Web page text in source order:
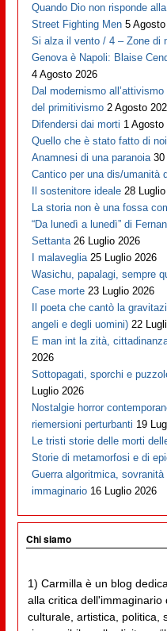
Quando Dio non risponde
Street Fighting Men 5
Si alza il vento / 4 – Zone di
Genova è Napoli: Blaise
4 Agosto 2026
Dal modernismo
del primitivismo 2 Agosto
Difendersi dai morti 1 Agosto
Quello che è stato fatto di noi
Anamnesi di una paranoia 30
Cantico per una dis/umanità
Il sostenitore ideale 28
La storia non è una fossa
“Da lunedì a lunedì” di
Settanta 26 Luglio 2026
I malaveglia 25 Luglio 2026
Wasichu, papalagi, sempre
Case morte 23 Luglio 2026
Il poeta che cantò la
angeli e degli uomini) 22
E man int la zità,
2026
Sottopagati, sporchi e
Luglio 2026
Nostalgie horror
riemersioni perturbanti 19
Le tristi storie delle morti
Storie di metamorfosi e di
Guerra algoritmica,
immaginario 16 Luglio 2026
Chi siamo
1) Carmilla è un blog
alla critica
culturale, artistica, politica,